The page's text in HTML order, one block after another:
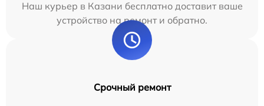
Наш курьер в Казани бесплатно доставит ваше
устройство на ремонт и обратно.
Срочный ремонт